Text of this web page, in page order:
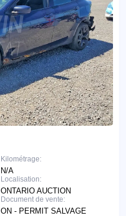
Kilométrage:
N/A
Localisation:
ONTARIO AUCTION
Document de vente:
ON - PERMIT SALVAGE